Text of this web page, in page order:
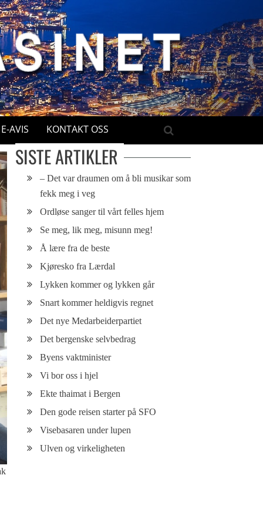
E-AVIS KONTAKT OSS
SISTE ARTIKLER
– Det var draumen om å bli musikar som
fekk meg i veg
Ordløse sanger til vårt felles hjem
Se meg, lik meg, misunn meg!
Å lære fra de beste
Kjøresko fra Lærdal
Lykken kommer og lykken går
Snart kommer heldigvis regnet
Det nye Medarbeiderpartiet
Det bergenske selvbedrag
Byens vaktminister
Vi bor oss i hjel
Ekte thaimat i Bergen
Den gode reisen starter på SFO
Visebasaren under lupen
Ulven og virkeligheten